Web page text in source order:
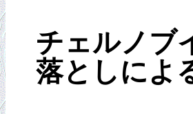
チェルノブ
落としによ